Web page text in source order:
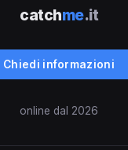
catchme.it
Chiedi informazioni
online dal 2026